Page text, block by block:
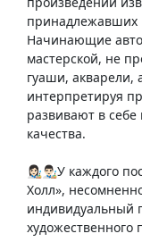
принадлежавших
Начинающие
мастерской, не
гуаши, акварели,
интерпретируя
развивают в
качества.
👩🏻‍🎨👨🏻‍🎨У
Холл»,
индивидуальный
художественного